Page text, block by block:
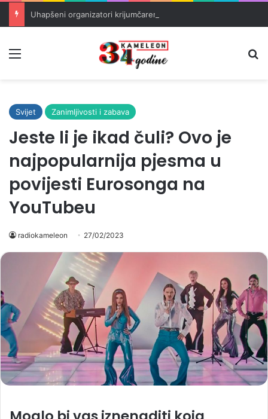
Svijet Zanimljivosti i zabava
Jeste li je ikad čuli? Ovo je
najpopularnija pjesma u
povijesti Eurosonga na
YouTubeu
radiokameleon 27/02/2023